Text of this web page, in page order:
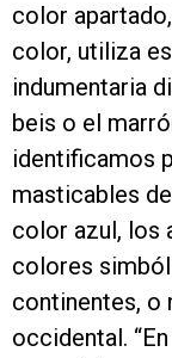
color
color, utiliza
indumentaria
beis o el
identificamos
masticables
color azul, los
colores
continentes, o
occidental.